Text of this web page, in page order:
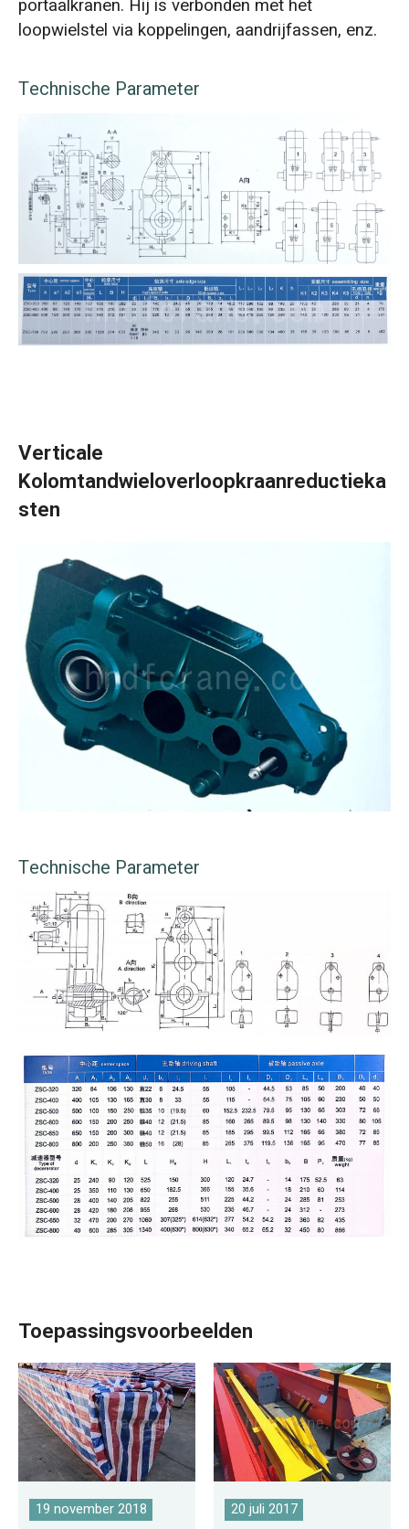
portaalkranen. Hij is verbonden met het
loopwielstel via koppelingen, aandrijfassen, enz.
Technische Parameter
Verticale
Kolomtandwieloverloopkraanreductieka
Sten
Technische Parameter
Toepassingsvoorbeelden
19 november 2018 20 juli 2017